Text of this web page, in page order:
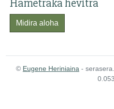
Hametraka hevitra
Midira aloha
© Eugene Heriniaina -